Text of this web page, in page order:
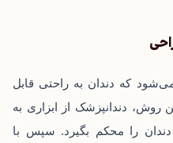
که دندان به راحتی قابل
دندانپزشک از ابزاری به
را محکم بگیرد. سپس با